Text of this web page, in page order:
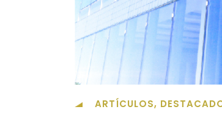
ARTÍCULOS,